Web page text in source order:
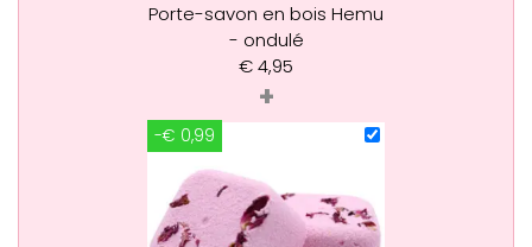
Porte-savon en bois Hemu
- ondulé
€4,95
+
-€ 0,99